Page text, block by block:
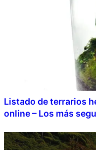
Listado de terrarios
online – Los más